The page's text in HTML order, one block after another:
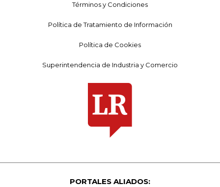
Términos y Condiciones
Política de Tratamiento de Información
Política de Cookies
Superintendencia de Industria y Comercio
PORTALES ALIADOS: